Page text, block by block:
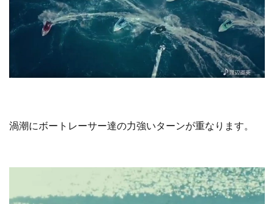
渦潮にボートレーサー達の力強いターンが重なります。